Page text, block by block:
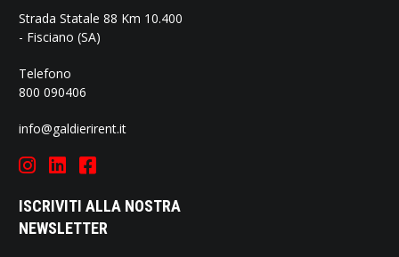
Strada Statale 88 Km 10.400
- Fisciano (SA)
Telefono
800 090406
info@galdierirent.it
ISCRIVITI ALLA NOSTRA
NEWSLETTER